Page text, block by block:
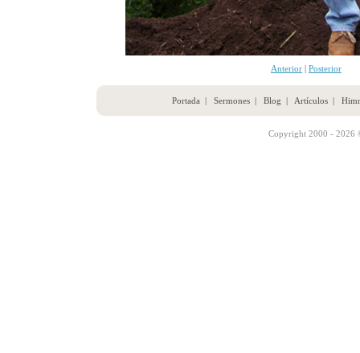
Anterior | Posterior
Portada | Sermones| Blog | Artículos|
Copyright 2000 - 2026